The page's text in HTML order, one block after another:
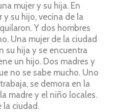
mujer y su hija. En
y su hijo, vecina de la
Y dos hombres
Una mujer de la ciudad
su hija y se encuentra
un hijo. Dos madres y
no se sabe mucho. Uno
se demora en la
madre y el niño locales.
la ciudad.